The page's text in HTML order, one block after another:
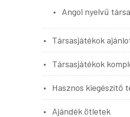
Angol nyelvű
Társasjátékok
Társasjátékok
Hasznos kiegészítő
Ajándék ötletek